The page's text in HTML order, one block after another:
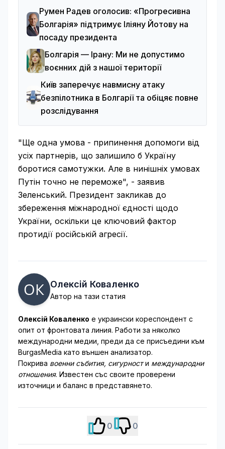
Румен Радев оголосив: «Прогресивна
Болгарія» підтримує Іліяну Йотову на
посаду президента
Болгарія — Ірану: Ми не допустимо
воєнних дій з нашої території
Київ заперечує навмисну атаку
безпілотника в Болгарії та обіцяє повне
розслідування
"Ще одна умова - припинення допомоги від
усіх партнерів, що залишило б Україну
боротися самотужки. Але в нинішніх умовах
Путін точно не переможе", - заявив
Зеленський. Президент закликав до
збереження міжнародної єдності щодо
України, оскільки це ключовий фактор
протидії російській агресії.
Олексій Коваленко
Автор на тази статия
Олексій Коваленко е украински кореспондент с
опит от фронтовата линия. Работи за няколко
международни медии, преди да се присъедини към
BurgasMedia като външен анализатор.
Покрива военни събития, сигурности международни
отношения. Известен със своите проверени
източници и баланс в представянето.
0 0